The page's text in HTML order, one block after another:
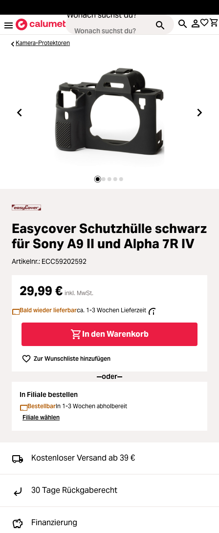
Wonach suchst du?
Objektive
Video & Drohnen
Loading...
Loading...Licht & Studio
Loading...
Loading...
Ferngläser
Loading...Second Hand
Loading...
SALE
Kamera-Protektoren
Easycover Schutzhülle schwarz
für Sony A9 II und Alpha 7R IV
Artikelnr.: ECC59202592
29,99 € inkl. MwSt.
Bald wieder lieferbarca. 1-3 Wochen Lieferzeit
In den Warenkorb
Zur Wunschliste hinzufügen
oder
In Filiale bestellen
BestellbarIn 1-3 Wochen abholbereit
Filiale wählen
Kostenloser Versand ab 39 €
30 Tage Rückgaberecht
Finanzierung